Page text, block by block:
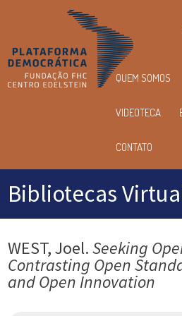
Menu
principal
QUEM SOMOS
VIDEOTECA
CONTATO
Bibliotecas
WEST, Joel.Seeking
Contrasting Open
and Open Innovation